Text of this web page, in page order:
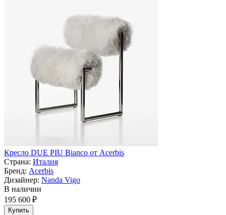
Кресло DUE PIU Bianco от Acerbis
Страна: Италия
Бренд: Acerbis
Дизайнер: Nanda Vigo
В наличии
195 600 ₽
Купить